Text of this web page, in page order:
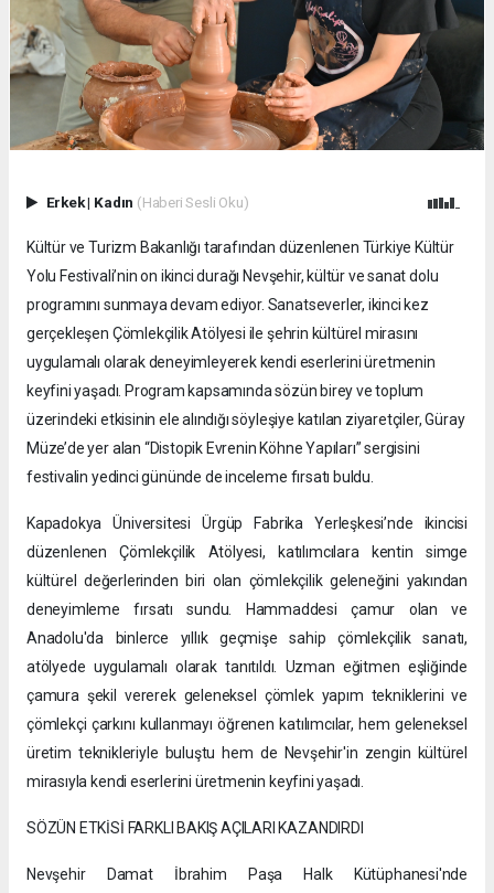
Erkek| Kadın (Haberi Sesli Oku)
Kültür ve Turizm Bakanlığı tarafından düzenlenen Türkiye Kültür
Yolu Festivali’nin on ikinci durağı Nevşehir, kültür ve sanat dolu
programını sunmaya devam ediyor. Sanatseverler, ikinci kez
gerçekleşen Çömlekçilik Atölyesi ile şehrin kültürel mirasını
uygulamalı olarak deneyimleyerek kendi eserlerini üretmenin
keyfini yaşadı. Program kapsamında sözün birey ve toplum
üzerindeki etkisinin ele alındığı söyleşiye katılan ziyaretçiler, Güray
Müze’de yer alan “Distopik Evrenin Köhne Yapıları” sergisini
festivalin yedinci gününde de inceleme fırsatı buldu.
Kapadokya Üniversitesi Ürgüp Fabrika Yerleşkesi’nde ikincisi
düzenlenen Çömlekçilik Atölyesi, katılımcılara kentin simge
kültürel değerlerinden biri olan çömlekçilik geleneğini yakından
deneyimleme fırsatı sundu. Hammaddesi çamur olan ve
Anadolu'da binlerce yıllık geçmişe sahip çömlekçilik sanatı,
atölyede uygulamalı olarak tanıtıldı. Uzman eğitmen eşliğinde
çamura şekil vererek geleneksel çömlek yapım tekniklerini ve
çömlekçi çarkını kullanmayı öğrenen katılımcılar, hem geleneksel
üretim teknikleriyle buluştu hem de Nevşehir'in zengin kültürel
mirasıyla kendi eserlerini üretmenin keyfini yaşadı.
SÖZÜN ETKİSİ FARKLI BAKIŞ AÇILARI KAZANDIRDI
Nevşehir Damat İbrahim Paşa Halk Kütüphanesi'nde